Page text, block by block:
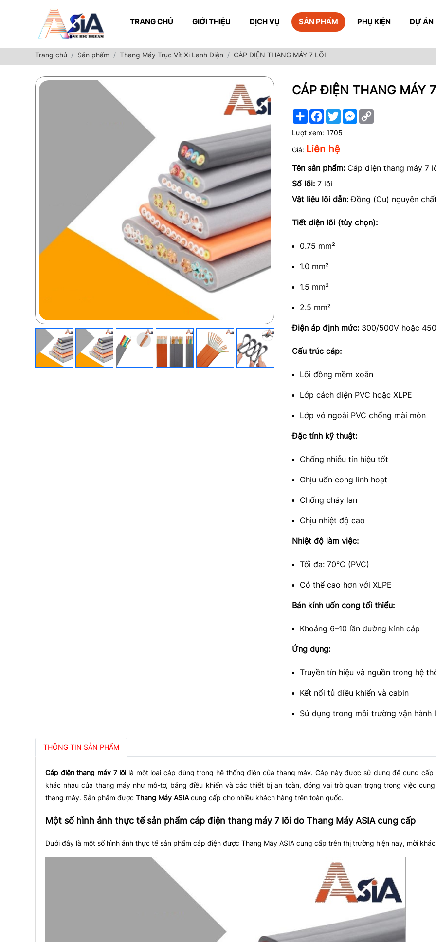
TRANG CHỦ GIỚI THIỆU DỊCH VỤ SẢN PHẨM PHỤ KIỆN DỰ ÁN
Trang chủ Sản phẩm Thang Máy Trục Vít Xi Lanh Điện CÁP ĐIỆN THANG MÁY 7 LÕI
CÁP ĐIỆN THANG MÁY
Share Facebook
TwitterMessenger
Lượt xem: 1705
Giá: Liên hệ
Tên sản phẩm: Cáp điện thang máy 7
Số lõi: 7 lõi
Vật liệu lõi dẫn: Đồng (Cu) nguyên
Tiết diện lõi (tùy chọn):
0.75 mm²
1.0 mm²
1.5 mm²
2.5 mm²
Điện áp định mức: 300/500V hoặc
Cấu trúc cáp:
Lõi đồng mềm xoắn
Lớp cách điện PVC hoặc XLPE
Lớp vỏ ngoài PVC chống mài mòn
Đặc tính kỹ thuật:
Chống nhiễu tín hiệu tốt
Chịu uốn cong linh hoạt
Chống cháy lan
Chịu nhiệt độ cao
Nhiệt độ làm việc:
Tối đa: 70°C (PVC)
Có thể cao hơn với XLPE
Bán kính uốn cong tối thiểu:
Khoảng 6–10 lần đường kính cáp
Ứng dụng:
Truyền tín hiệu và nguồn trong hệ
Kết nối tủ điều khiển và cabin
Sử dụng trong môi trường vận hành
THÔNG TIN SẢN PHẨM
Cáp điện thang máy 7 lõi là một loại cáp dùng trong hệ thống điện của thang máy. Cáp này được sử dụng để cung
khác nhau của thang máy như mô-tơ, bảng điều khiển và các thiết bị an toàn, đóng vai trò quan trọng trong việc
thang máy. Sản phẩm được Thang Máy ASIAcung cấp cho nhiều khách hàng trên toàn quốc.
Một số hình ảnh thực tế sản phẩm cáp điện thang máy 7 lõi do Thang Máy ASIA cung cấp
Dưới đây là một số hình ảnh thực tế sản phẩm cáp điện được Thang Máy ASIA cung cấp trên thị trường hiện nay, mời